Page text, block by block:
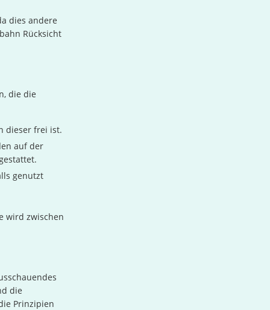
dies andere
Rücksicht
die die
dieser frei ist.
auf der
genutzt
wird zwischen
die
Prinzipien